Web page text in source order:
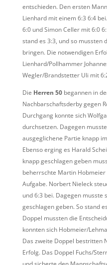
entschieden. Den ersten
Lienhard mit einem 6:3 6:4
6:0 und Simon Celler mit 6:0
stand es 3:3, und so mussten
bringen. Die notwendigen
Lienhard/Pollhammer
Wegler/Brandstetter Uli mit
Die Herren 50begannen in
Nachbarschaftsderby gegen
Durchgang konnte sich
durchsetzen. Dagegen
ausgeglichene Partie knapp
Ebenso erging es Harald
knapp geschlagen geben
beherrschte Martin
Aufgabe. Norbert Nieleck
und 6:3 bei. Dagegen musste
geschlagen geben. So stand
Doppel mussten die
konnten sich Hobmeier/
Das zweite Doppel bestritten
Erfolg. Das Doppel Fuchs/